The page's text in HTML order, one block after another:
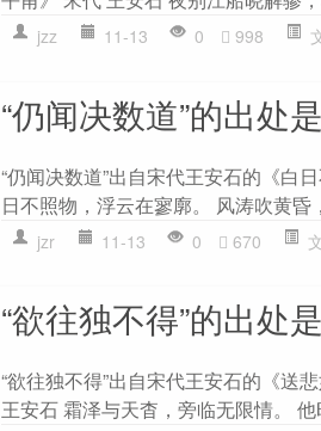
jzz 11-13 0 998
“仍闻决数道”的出处
“仍闻决数道”出自宋代王安石的《白
日不照物，浮云在寥廓。 风涛吹黄昏
jzr 11-13 0 670
“欲往独不得”的出处
“欲往独不得”出自宋代王安石的《送
王安石 霜泽与天杳，旁临无限情。